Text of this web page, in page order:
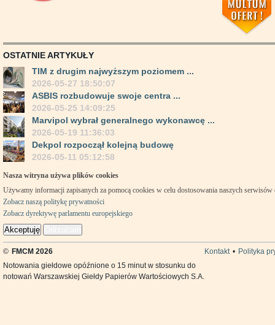
OSTATNIE ARTYKUŁY
TIM z drugim najwyższym poziomem ...
2026-05-27 18:50:07
ASBIS rozbudowuje swoje centra ...
2026-05-25 14:09:25
Marvipol wybrał generalnego wykonawcę ...
2026-05-19 11:36:03
Dekpol rozpoczął kolejną budowę
2026-05-11 05:12:58
Nasza witryna używa plików cookies
Używamy informacji zapisanych za pomocą cookies w celu dostosowania naszych
Zobacz naszą politykę prywatności
Zobacz dyrektywę parlamentu europejskiego
Akceptuję
© FMCM 2026 Kontakt • Polityka
Notowania giełdowe opóźnione o 15 minut w stosunku do
notowań Warszawskiej Giełdy Papierów Wartościowych S.A.